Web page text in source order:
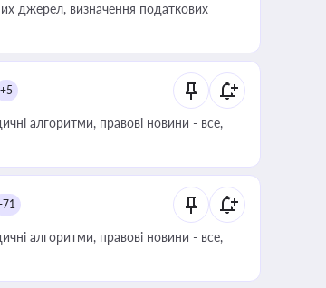
джерел, визначення податкових
+5
алгоритми, правові новини - все,
алгоритми, правові новини - все,